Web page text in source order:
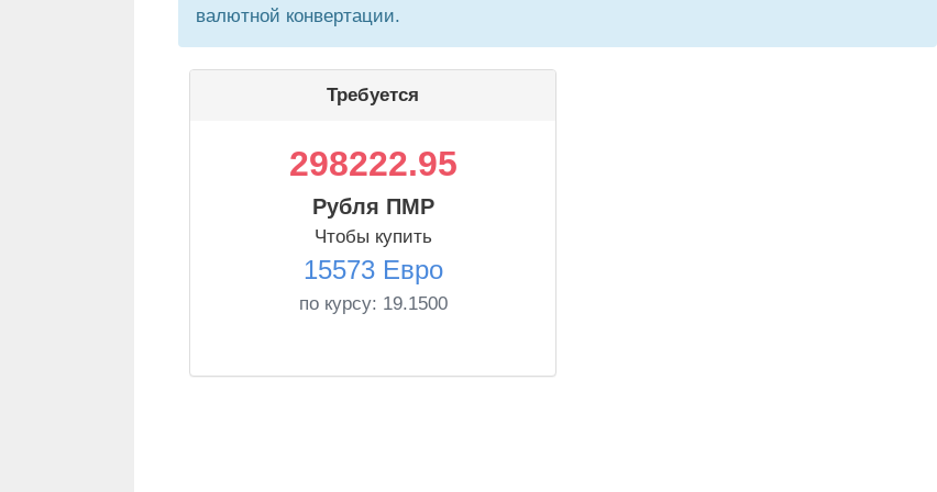
валютной конвертации.
Требуется
298222.95
Рубля ПМР
Чтобы купить
15573 Евро
по курсу: 19.1500